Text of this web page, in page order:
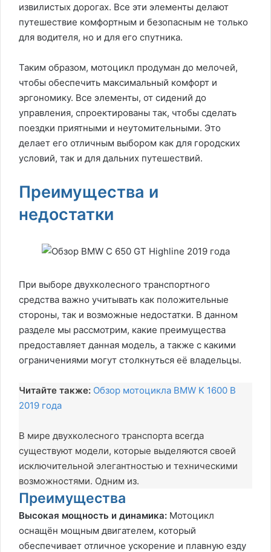
извилистых дорогах. Все эти элементы делают
путешествие комфортным и безопасным не только
для водителя, но и для его спутника.
Таким образом, мотоцикл продуман до мелочей,
чтобы обеспечить максимальный комфорт и
эргономику. Все элементы, от сидений до
управления, спроектированы так, чтобы сделать
поездки приятными и неутомительными. Это
делает его отличным выбором как для городских
условий, так и для дальних путешествий.
Преимущества и
недостатки
При выборе двухколесного транспортного
средства важно учитывать как положительные
стороны, так и возможные недостатки. В данном
разделе мы рассмотрим, какие преимущества
предоставляет данная модель, а также с какими
ограничениями могут столкнуться её владельцы.
Читайте также: Обзор мотоцикла BMW K 1600 B
2019 года
В мире двухколесного транспорта всегда
существуют модели, которые выделяются своей
исключительной элегантностью и техническими
возможностями. Одним из.
Преимущества
Высокая мощность и динамика: Мотоцикл
оснащён мощным двигателем, который
обеспечивает отличное ускорение и плавную езду